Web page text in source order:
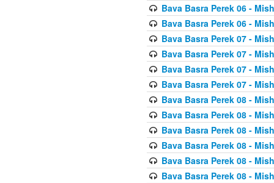
Bava Basra Perek 06 -
Bava Basra Perek 06 -
Bava Basra Perek 07 -
Bava Basra Perek 07 -
Bava Basra Perek 07 -
Bava Basra Perek 07 -
Bava Basra Perek 08 -
Bava Basra Perek 08 -
Bava Basra Perek 08 -
Bava Basra Perek 08 -
Bava Basra Perek 08 -
Bava Basra Perek 08 -